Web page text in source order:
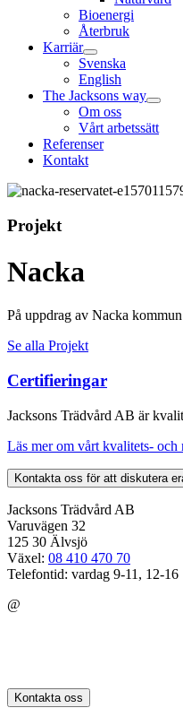
Bioenergi
Återbruk
Karriär
Svenska
English
The Jacksons way
Om oss
Vårt arbetssätt
Referenser
Kontakt
Projekt
Nacka
På uppdrag av Nacka
Se alla Projekt
Certifieringar
Jacksons Trädvård AB är
Läs mer om vårt kvalitets- och
Kontakta oss för att diskutera
Jacksons Trädvård AB
Varuvägen 32
125 30 Älvsjö
Växel: 08 410 470 70
Telefontid: vardag 9-11, 12-16
@
Kontakta oss